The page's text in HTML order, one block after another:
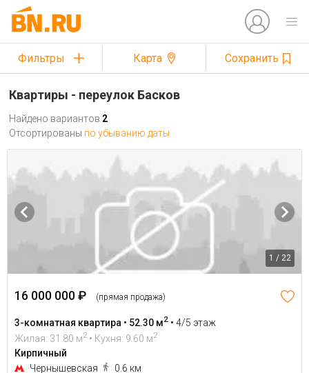
Фильтры Карта Сохранить
Квартиры - переулок Басков
Найдено вариантов 2
Отсортированы по убыванию даты
1 / 22
16 000 000 ₽ (прямая продажа)
3-комнатная квартира • 52.30 м2 • 4/5 этаж
Жилая: 31.80 м2 • Кухня: 9.60 м2
Кирпичный
Чернышевская
0.6 км